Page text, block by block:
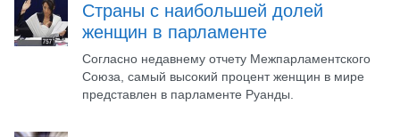
Страны с наибольшей долей
женщин в парламенте
Согласно недавнему отчету Межпарламентского
Союза, самый высокий процент женщин в мире
представлен в парламенте Руанды.